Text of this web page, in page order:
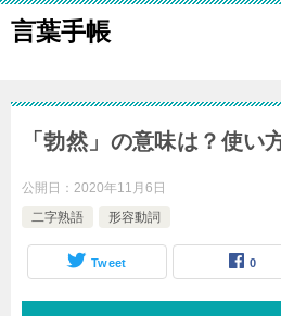
言葉手帳
「勃然」の意味は？使い
公開日： 2020年11月6日
二字熟語
形容動詞
Tweet 0